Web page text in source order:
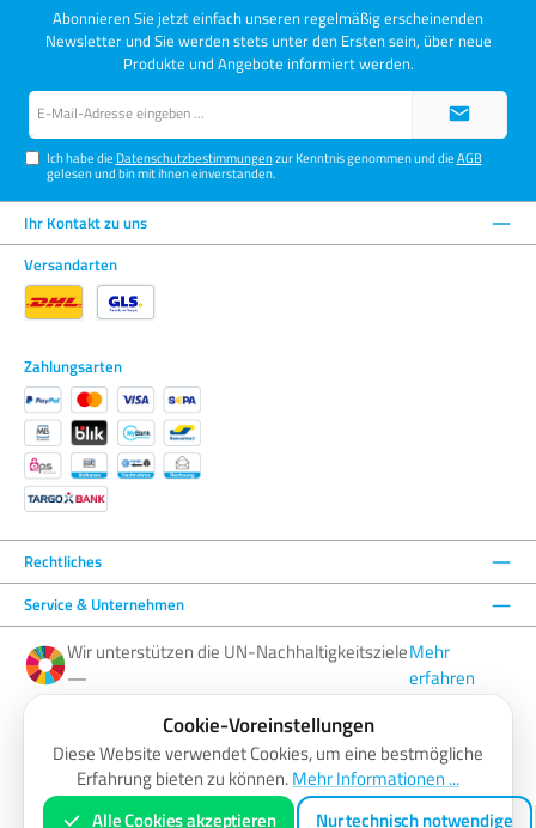
Abonnieren Sie jetzt einfach unseren regelmäßig erscheinenden
Newsletter und Sie werden stets unter den Ersten sein, über neue
Produkte und Angebote informiert werden.
Ich habe die Datenschutzbestimmungenzur Kenntnis genommen und dieAGB
gelesen und bin mit ihnen einverstanden.
Ihr Kontakt zu uns
Versandarten
Zahlungsarten
Rechtliches
Service & Unternehmen
Wir unterstützen die UN-Nachhaltigkeitsziele
—
Mehr
erfahren
Facebook Instagram YouTube LinkedIn
Barrierefreiheitserklärung Datenschutzerklärung Impressum
Widerrufsbelehrung
Vertrag widerrufen
Cookie-Voreinstellungen
Diese Website verwendet Cookies, um eine bestmögliche
Erfahrung bieten zu können.Mehr Informationen ...
Alle Cookies akzeptieren
Nur technisch notwendige